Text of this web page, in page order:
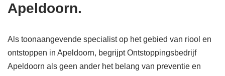
Apeldoorn.
Als toonaangevende specialist op het gebied van riool en
ontstoppen in Apeldoorn, begrijpt Ontstoppingsbedrijf
Apeldoorn als geen ander het belang van preventie en